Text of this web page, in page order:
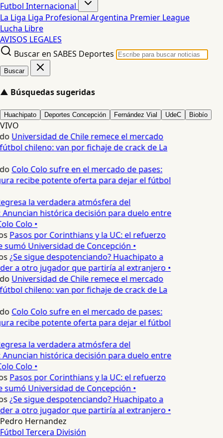
Futbol Internacional
La Liga Liga Profesional Argentina Premier League
Lucha Libre
AVISOS LEGALES
Buscar en SABES Deportes
Buscar
▲ Búsquedas sugeridas
Huachipato Deportes Concepción Fernández Vial UdeC Biobío
VIVO
Universidad de Chile remece el mercado
chileno: van por fichaje de crack de La
Colo Colo sufre en el mercado de pases:
recibe potente oferta para dejar el fútbol
la verdadera atmósfera del
histórica decisión para duelo entre
Colo •
Pasos por Corinthians y la UC: el refuerzo
Universidad de Concepción •
¿Se sigue despotenciando? Huachipato a
a otro jugador que partiría al extranjero •
Universidad de Chile remece el mercado
chileno: van por fichaje de crack de La
Colo Colo sufre en el mercado de pases:
recibe potente oferta para dejar el fútbol
la verdadera atmósfera del
histórica decisión para duelo entre
Colo •
Pasos por Corinthians y la UC: el refuerzo
Universidad de Concepción •
¿Se sigue despotenciando? Huachipato a
a otro jugador que partiría al extranjero •
Pedro Hernandez
Fútbol Tercera División